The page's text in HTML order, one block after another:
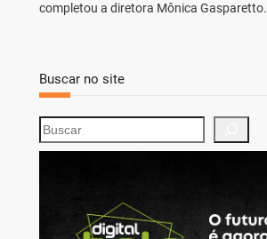
completou a diretora Mônica Gasparetto.
Buscar no site
S
e